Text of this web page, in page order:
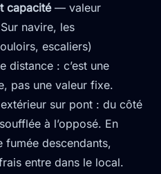
capacité— valeur
navire, les
escaliers)
distance : c’est une
pas une valeur fixe.
sur pont : du côté
à l’opposé. En
fumée descendants,
entre dans le local.